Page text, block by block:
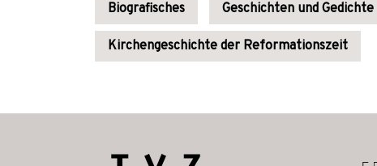
Biografisches Geschichten und Gedichte
Kirchengeschichte der Reformationszeit